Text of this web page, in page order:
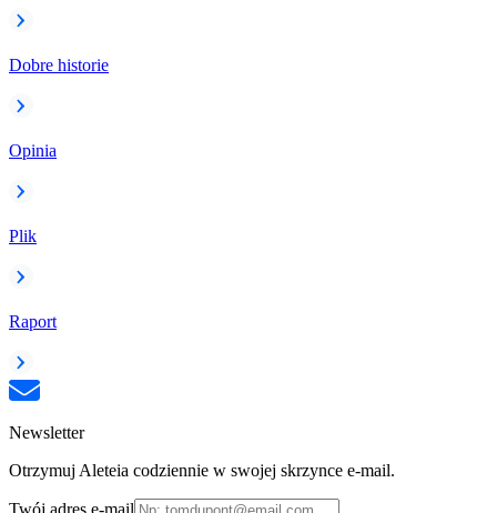
Dobre historie
Opinia
Plik
Raport
Newsletter
Otrzymuj Aleteia codziennie w swojej skrzynce e-mail.
Twój adres e-mail